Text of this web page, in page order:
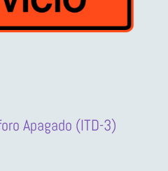
Apagado (ITD-3)